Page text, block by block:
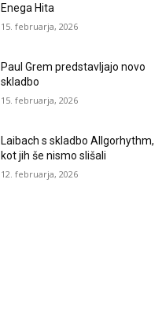
Enega Hita
15. februarja, 2026
Paul Grem predstavljajo novo
skladbo
15. februarja, 2026
Laibach s skladbo Allgorhythm,
kot jih še nismo slišali
12. februarja, 2026